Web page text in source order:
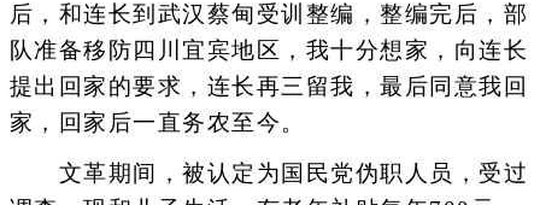
后，和连长到武汉蔡甸受训整编，整编完后，部
队准备移防四川宜宾地区，我十分想家，向连长
提出回家的要求，连长再三留我，最后同意我回
家，回家后一直务农至今。
文革期间，被认定为国民党伪职人员，受过